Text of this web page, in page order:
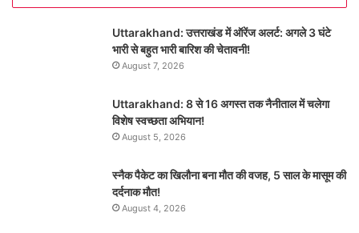
Uttarakhand: उत्तराखंड में ऑरेंज अलर्ट: अगले 3 घंटे
भारी से बहुत भारी बारिश की चेतावनी!
August 7, 2026
Uttarakhand: 8 से 16 अगस्त तक नैनीताल में चलेगा
विशेष स्वच्छता अभियान!
August 5, 2026
स्नैक पैकेट का खिलौना बना मौत की वजह, 5 साल के मासूम की
दर्दनाक मौत!
August 4, 2026